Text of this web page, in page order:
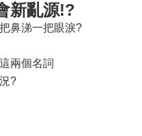
新亂源!?
鼻涕一把眼淚?
兩個名詞
?